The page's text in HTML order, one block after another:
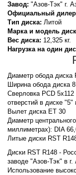
Завод: "Азов-Тэк" г.
Официальный
Тип диска: Литой
Марка и модель
Вес диска: 12,325 кг.
Нагрузка на один
Диаметр обода диска
Ширина обода диска
Сверловка PCD
отверстий в диске
Вылет диска ET 30
Диаметр
миллиметрах): DIA
Литые диски RST
Диски RST R148 -
заводе "Азов-Тэк" в г.
Использование